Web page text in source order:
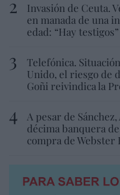
Invasión de Ceuta.
en manada de una
edad: “Hay testigos”
Telefónica.
Unido, el riesgo de
Goñi reivindica la
A pesar de
décima banquera
compra de Webster